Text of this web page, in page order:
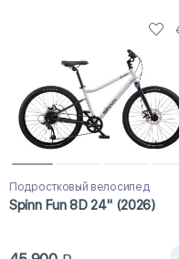
Подростковый велосипед
Spinn Fun 8D 24" (2026)